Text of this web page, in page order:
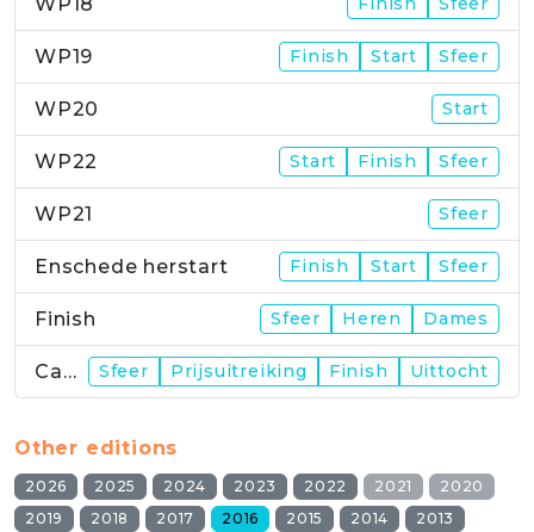
WP19 Finish Start Sfeer
WP20 Start
WP22 Start Finish Sfeer
WP21 Sfeer
Enschede herstart Finish Start Sfeer
Finish Sfeer Heren Dames
Campus Sfeer Prijsuitreiking Finish Uittocht
Other editions
2026 2025 2024 2023 2022 2021
2020
2019
2018 2017 2016 2015 2014
2013